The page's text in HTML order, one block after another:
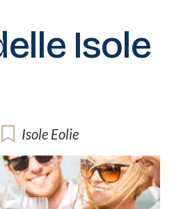
Isole
Isole Eolie